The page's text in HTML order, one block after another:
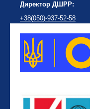
Директор ДШРР:
+38(050)-937-52-58